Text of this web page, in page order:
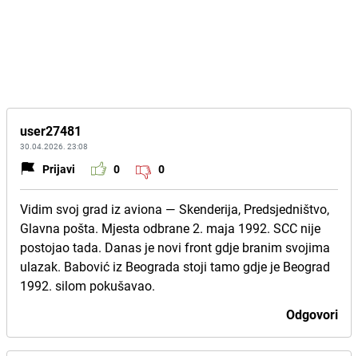
user27481
30.04.2026. 23:08
Prijavi 0 0
Vidim svoj grad iz aviona — Skenderija, Predsjedništvo,
Glavna pošta. Mjesta odbrane 2. maja 1992. SCC nije
postojao tada. Danas je novi front gdje branim svojima
ulazak. Babović iz Beograda stoji tamo gdje je Beograd
1992. silom pokušavao.
Odgovori